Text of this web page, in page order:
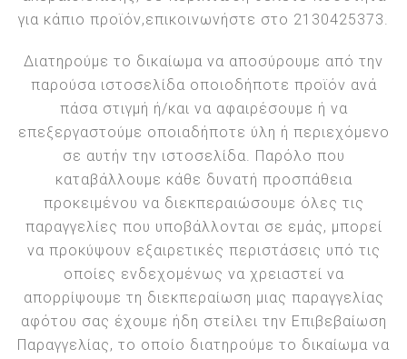
για κάπιο προϊόν,επικοινωνήστε στο 2130425373.
Διατηρούμε το δικαίωμα να αποσύρουμε από την
παρούσα ιστοσελίδα οποιοδήποτε προϊόν ανά
πάσα στιγμή ή/και να αφαιρέσουμε ή να
επεξεργαστούμε οποιαδήποτε ύλη ή περιεχόμενο
σε αυτήν την ιστοσελίδα. Παρόλο που
καταβάλλουμε κάθε δυνατή προσπάθεια
προκειμένου να διεκπεραιώσουμε όλες τις
παραγγελίες που υποβάλλονται σε εμάς, μπορεί
να προκύψουν εξαιρετικές περιστάσεις υπό τις
οποίες ενδεχομένως να χρειαστεί να
απορρίψουμε τη διεκπεραίωση μιας παραγγελίας
αφότου σας έχουμε ήδη στείλει την Επιβεβαίωση
Παραγγελίας, το οποίο διατηρούμε το δικαίωμα να